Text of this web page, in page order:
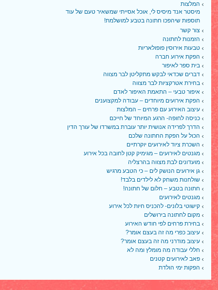
המלצות
מיסטר אנד מיסיס לי, אוכל אסייתי שמשאיר טעם של עוד
תוספות שיהפכו חתונה בטבע למושלמת!
צור קשר
הזמנות לחתונה
טבעות אירוסין פופולאריות
הפקת אירוע חברה
בית ספר לאיפור
דברים שכדאי לבקש מתקליטן לבר מצווה
בחירת אטרקציות לבר מצווה
איפור טבעי – התאמת האיפור לאדם
הפקת אירועים מיוחדים – עבודה למקצוענים
עיצוב האירוע עם פרחים – המלצות
כניסה לחופה- הרגע המיוחד של חייכם
הדרך לפרידה אנושית יותר עוברת במשרדו של עורך הדין
הכול על הפקת החתונה שלכם
השכרת ציוד לאירועים יוקרתיים
מגנטים לאירועים – מגימיק קטן לחובה בכל אירוע
מועדונים לבת מצווה בהרצליה
גן אירועים הנושק לים – כי הטבע מרגיש
שולחנות משחק לא לילדים בלבד!
חתונה בטבע – חלום של חתונה!
מגנטים לאירועים
קישוטי בלונים- להכניס חיות לכל אירוע
מקום לחתונה בירושלים
בחירת פרחים לפי חודש האירוע
עיצוב כפרי מה זה בעצם אומר?
עיצוב מודרני מה זה בעצם אומר?
חללי עבודה מה מומלץ ומה לא
פאב לאירועים קטנים
הפקות ימי הולדת